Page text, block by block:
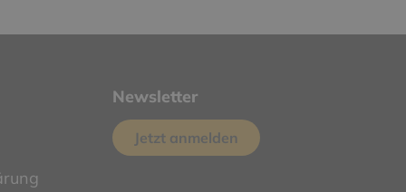
Newsletter
Jetzt anmelden